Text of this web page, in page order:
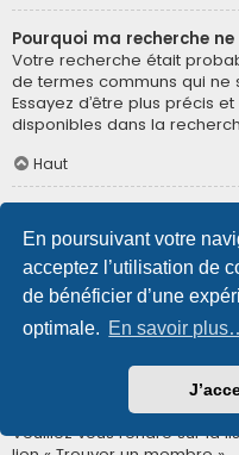
En poursuivant votre
acceptez l’utilisation de
de bénéficier d’une
optimale. En savoir
Pourquoi ma recherche
Votre recherche était
de termes communs qui ne
Essayez d’être plus précis
disponibles dans la
Haut
Pourquoi ma recherche
Votre recherche a
puisse les afficher. Utilisez
d’être plus précis dans les
sélection des forums dans
une recherche.
Comment puis-je
Veuillez vous rendre sur la